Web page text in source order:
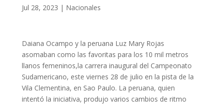
Jul 28, 2023 | Nacionales
Daiana Ocampo y la peruana Luz Mary Rojas
asomaban como las favoritas para los 10 mil metros
llanos femeninos,la carrera inaugural del Campeonato
Sudamericano, este viernes 28 de julio en la pista de la
Vila Clementina, en Sao Paulo. La peruana, quien
intentó la iniciativa, produjo varios cambios de ritmo